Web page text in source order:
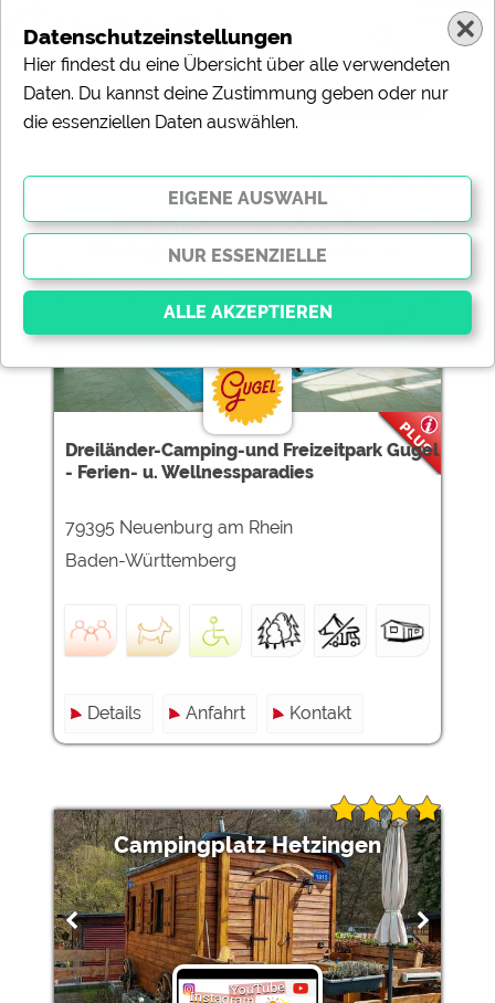
Ergebnisse für 'Abwasser'
Dreiländer-Camping-und
Freizeitpark Gugel - Ferien- u.
Wellnessparadies
Dreiländer-Camping-und Freizeitpark Gugel
- Ferien- u. Wellnessparadies
79395 Neuenburg am Rhein
Baden-Württemberg
Details Anfahrt Kontakt
Campingplatz Hetzingen
Datenschutzeinstellungen
Hier findest du eine Übersicht über alle verwendeten
Daten. Du kannst deine Zustimmung geben oder nur
die essenziellen Daten auswählen.
Essenziell
Essenzielle Cookies ermöglichen grundlegende
Funktionen und sind für die einwandfreie Funktion der
Website dringend erforderlich. Ohne diese Cookies
werden Teile der Websitenicht funktionieren.
Externe Medien
Campingplatzvorschau (Vorschau
der Internetseiten von
siehe Datenschutzerklärung des
jeweiligen Anbieters
Google reCAPTCHA (Formulare) https://policies.google.com/privacy
Statistiken
Google Analytics https://policies.google.com/privacy
Marketing
Google Ads
https://policies.google.com/privacy
Google AdSense
https://policies.google.com/privacy
Google Remarketing
https://policies.google.com/privacy